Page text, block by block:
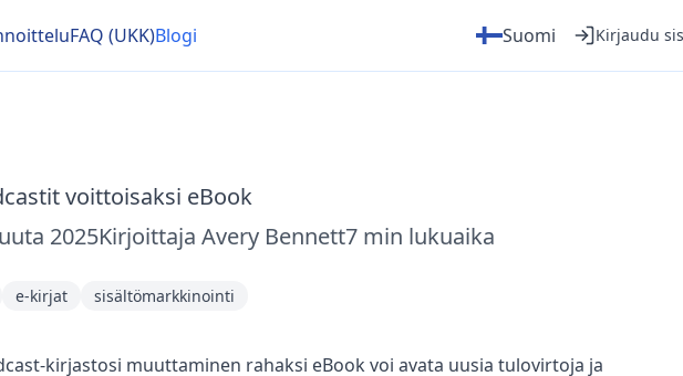
FAQ (UKK)Blogi Suomi Kirjaudu
voittoisaksi eBook
2025Kirjoittaja Avery Bennett7 min lukuaika
e-kirjat sisältömarkkinointi
kirjastosi muuttaminen rahaksi eBook voi avata uusia tulovirtoja ja